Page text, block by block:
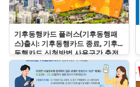
기후동행카드 플러스(기후동행패
스)출시: 기후동행카드 종료, 기후
동행카드 신청방법 사용구간 충전
사용법